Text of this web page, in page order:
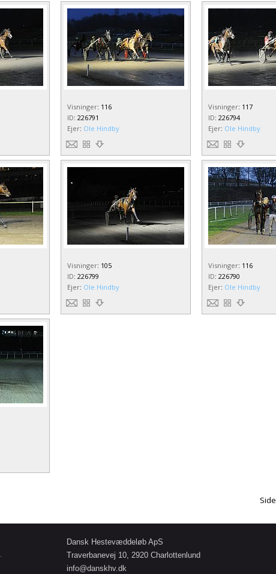
Visninger: 116
ID: 226791
Ejer: Ole Hindby
Visninger: 117
ID: 226794
Ejer: Ole Hindby
Visninger: 105
ID: 226799
Ejer: Ole Hindby
Visninger: 116
ID: 226790
Ejer: Ole Hindby
Side
Dansk Hestevæddeløb ApS
Traverbanevej 10, 2920 Charlottenlund
info@danskhv.dk